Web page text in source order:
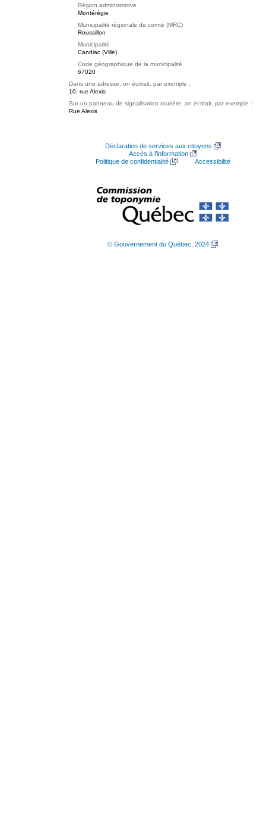
Région administrative
Montérégie
Municipalité régionale de comté (MRC)
Roussillon
Municipalité
Candiac (Ville)
Code géographique de la municipalité
67020
Dans une adresse, on écrirait, par exemple :
10, rue Alexis
Sur un panneau de signalisation routière, on écrirait, par exemple :
Rue Alexis
Déclaration de services aux citoyens
Accès à l’information
Politique de confidentialité
Accessibilité
© Gouvernement du Québec, 2024